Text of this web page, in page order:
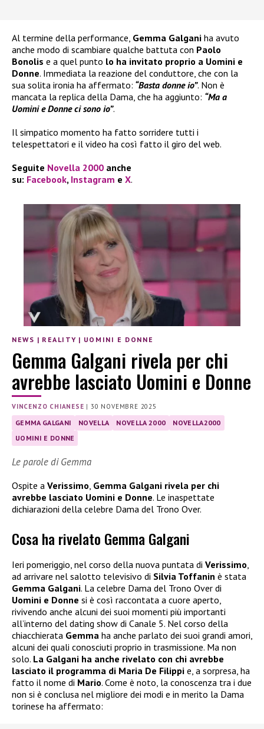
Al termine della performance, Gemma Galgani ha avuto
anche modo di scambiare qualche battuta con Paolo
Bonolis e a quel punto lo ha invitato proprio a Uomini e
Donne. Immediata la reazione del conduttore, che con la
sua solita ironia ha affermato: “Basta donne io”. Non è
mancata la replica della Dama, che ha aggiunto: “Ma a
Uomini e Donne ci sono io”.
Il simpatico momento ha fatto sorridere tutti i
telespettatori e il video ha così fatto il giro del web.
Seguite Novella 2000 anche
su: Facebook, Instagram e X.
NEWS | REALITY | UOMINI E DONNE
Gemma Galgani rivela per chi
avrebbe lasciato Uomini e Donne
VINCENZO CHIANESE |30 NOVEMBRE 2025
GEMMA GALGANI NOVELLA NOVELLA 2000
NOVELLA2000
UOMINI E DONNE
Le parole di Gemma
Ospite a Verissimo Gemma Galgani rivela per chi
avrebbe lasciato Uomini e Donne. Le inaspettate
dichiarazioni della celebre Dama del Trono Over.
Cosa ha rivelato Gemma Galgani
Ieri pomeriggio, nel corso della nuova puntata di Verissimo,
ad arrivare nel salotto televisivo di Silvia Toffanin è stata
Gemma Galgani. La celebre Dama del Trono Over di
Uomini e Donne si è così raccontata a cuore aperto,
rivivendo anche alcuni dei suoi momenti più importanti
all’interno del dating show di Canale 5. Nel corso della
chiacchierata Gemma ha anche parlato dei suoi grandi amori,
alcuni dei quali conosciuti proprio in trasmissione. Ma non
solo. La Galgani ha anche rivelato con chi avrebbe
lasciato il programma di Maria De Filippi e, a sorpresa, ha
fatto il nome di Mario. Come è noto, la conoscenza tra i due
non si è conclusa nel migliore dei modi e in merito la Dama
torinese ha affermato: